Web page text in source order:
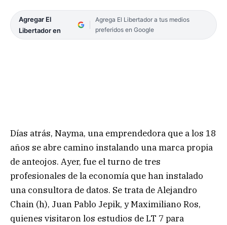
Agregar El
Libertador en
Agrega El Libertador a tus medios
preferidos en Google
Días atrás, Nayma, una emprendedora que a los 18
años se abre camino instalando una marca propia
de anteojos. Ayer, fue el turno de tres
profesionales de la economía que han instalado
una consultora de datos. Se trata de Alejandro
Chain (h), Juan Pablo Jepik, y Maximiliano Ros,
quienes visitaron los estudios de LT 7 para